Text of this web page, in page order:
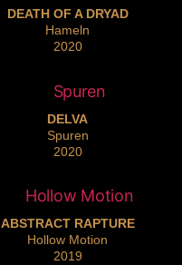
DEATH OF A DRYAD
Hameln
2020
DELVA
Spuren
2020
ABSTRACT RAPTURE
Hollow Motion
2019